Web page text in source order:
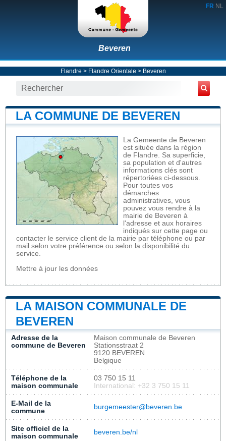
FR NL
Beveren
Flandre > Flandre Orientale > Beveren
LA COMMUNE DE BEVEREN
La Gemeente de Beveren
est située dans la région
de Flandre. Sa superficie,
sa population et d'autres
informations clés sont
répertoriées ci-dessous.
Pour toutes vos
démarches
administratives, vous
pouvez vous rendre à la
mairie de Beveren à
l'adresse et aux horaires
indiqués sur cette page ou
contacter le service client de la mairie par téléphone ou par
mail selon votre préférence ou selon la disponibilité du
service.
Mettre à jour les données
LA MAISON COMMUNALE DE
BEVEREN
Adresse de la
commune de Beveren
Maison communale de Beveren
Stationsstraat 2
9120 BEVEREN
Belgique
Téléphone de la
maison communale
03 750 15 11
International: +32 3 750 15 11
E-Mail de la
commune
burgemeester@beveren.be
Site officiel de la
maison communale
beveren.be/nl